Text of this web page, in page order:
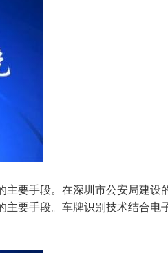
要手段。在深圳市公安局建
要手段。车牌识别技术结合电